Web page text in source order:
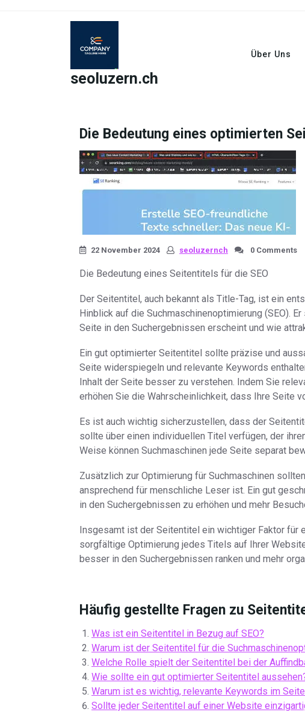
seoluzern.ch
Über Uns
Die Bedeutung eines optimierten
22 November 2024 seoluzernch 0 Comments
Die Bedeutung eines Seitentitels für die SEO
Der Seitentitel, auch bekannt als Title-Tag, ist ein
Hinblick auf die Suchmaschinenoptimierung (SEO).
Seite in den Suchergebnissen erscheint und wie
Ein gut optimierter Seitentitel sollte präzise und
Seite widerspiegeln und relevante Keywords
Inhalt der Seite besser zu verstehen. Indem Sie
erhöhen Sie die Wahrscheinlichkeit, dass Ihre Seite
Es ist auch wichtig sicherzustellen, dass der
sollte über einen individuellen Titel verfügen, der
Weise können Suchmaschinen jede Seite separat
Zusätzlich zur Optimierung für Suchmaschinen
ansprechend für menschliche Leser ist. Ein gut
in den Suchergebnissen zu erhöhen und mehr
Insgesamt ist der Seitentitel ein wichtiger Faktor für
sorgfältige Optimierung jedes Titels auf Ihrer
besser in den Suchergebnissen ranken und mehr
Häufig gestellte Fragen zu
Was ist ein Seitentitel in Bezug auf SEO?
Warum ist der Seitentitel für die
Welche Rolle spielt der Seitentitel bei der
Wie sollte ein gut optimierter Seitentitel
Warum ist es wichtig, relevante Keywords im
Sollte jeder Seitentitel auf einer Website